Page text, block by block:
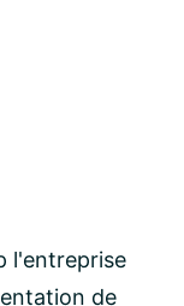
l'entreprise
de